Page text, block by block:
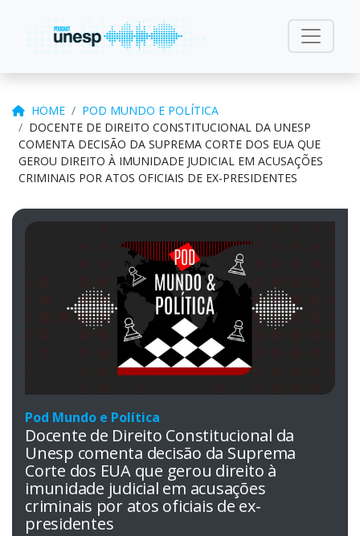
HOME
POD MUNDO E POLÍTICA
DOCENTE DE DIREITO CONSTITUCIONAL DA UNESP
COMENTA DECISÃO DA SUPREMA CORTE DOS EUA QUE
GEROU DIREITO À IMUNIDADE JUDICIAL EM ACUSAÇÕES
CRIMINAIS POR ATOS OFICIAIS DE EX-PRESIDENTES
Pod Mundo e Política
Docente de Direito Constitucional da
Unesp comenta decisão da Suprema
Corte dos EUA que gerou direito à
imunidade judicial em acusações
criminais por atos oficiais de ex-
presidentes